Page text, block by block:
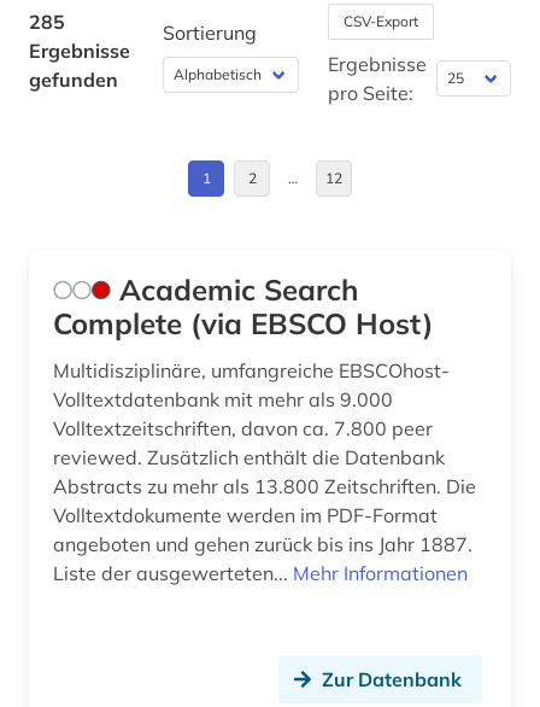
biowissenschaften (3)
bodenökologie (1)
buchbestand (1)
building information modeling (1)
carl friedrich von (1)
cd-rom (1)
chemie (124)
chemische ozeanographie (1)
285
Ergebnisse
gefunden
Sortierung CSV-Export
Ergebnisse
pro Seite:
1 2 … 12
Academic Search
Complete (via EBSCO Host)
Multidisziplinäre, umfangreiche EBSCOhost-
Volltextdatenbank mit mehr als 9.000
Volltextzeitschriften, davon ca. 7.800 peer
reviewed. Zusätzlich enthält die Datenbank
Abstracts zu mehr als 13.800 Zeitschriften. Die
Volltextdokumente werden im PDF-Format
angeboten und gehen zurück bis ins Jahr 1887.
Liste der ausgewerteten... Mehr Informationen
Zur Datenbank